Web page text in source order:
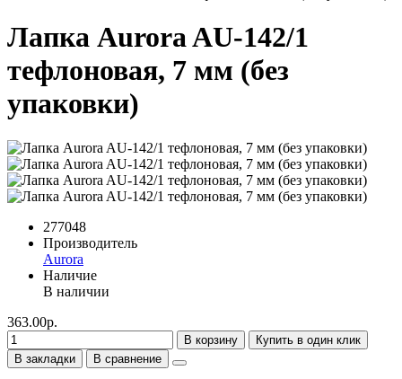
Лапка Aurora AU-142/1
тефлоновая, 7 мм (без
упаковки)
277048
Производитель
Aurora
Наличие
В наличии
363.00р.
В корзину
Купить в один клик
В закладки
В сравнение